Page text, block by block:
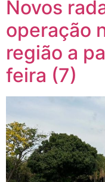
Novos
operação
região a
feira (7)